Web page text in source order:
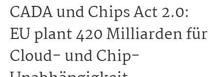
CADA und Chips Act 2.0:
EU plant 420 Milliarden für
Cloud- und Chip-